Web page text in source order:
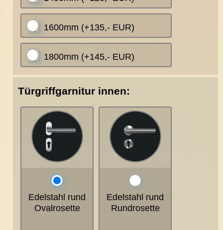
1600mm (+135,- EUR)
1800mm (+145,- EUR)
Türgriffgarnitur innen:
Edelstahl rund
Ovalrosette
Edelstahl rund
Rundrosette